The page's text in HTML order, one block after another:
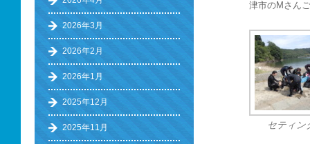
津市のMさん
セティン
2026年3月
2026年2月
2026年1月
2025年12月
2025年11月